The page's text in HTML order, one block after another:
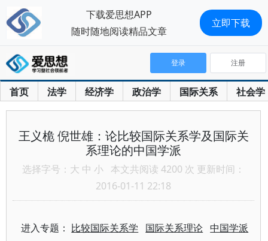
首页 法学 经济学 政治学 国际关系 社会学
登录 注册
王义桅 倪世雄：论比较国际关系学及国际关
系理论的中国学派
选择字号： 大 中 小 本文共阅读 4200 次 更新时间：
2016-01-11 22:18
进入专题： 比较国际关系学 国际关系理论 中国学派
下载爱思想APP
随时随地阅读精品文章
立即下载